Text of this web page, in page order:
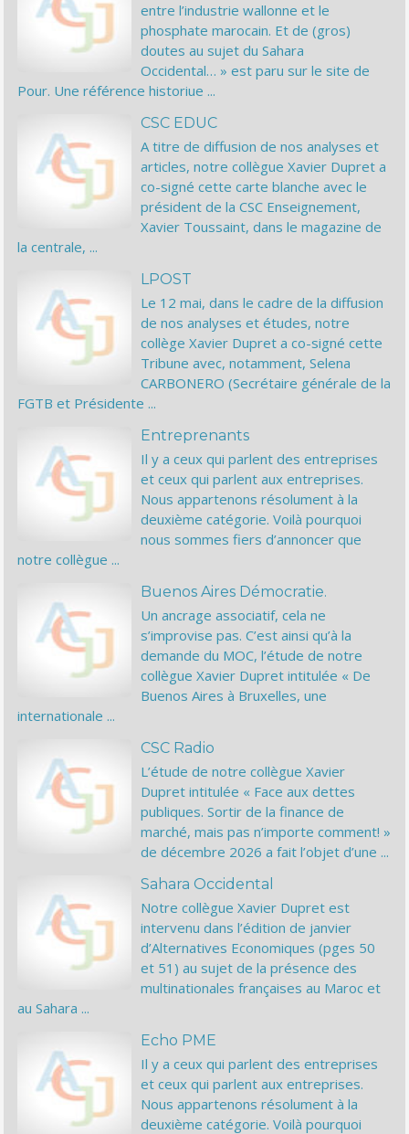
entre l’industrie wallonne et le
phosphate marocain. Et de (gros)
doutes au sujet du Sahara
Occidental… » est paru sur le site de
Pour. Une référence historiue ...
CSC EDUC
A titre de diffusion de nos analyses et
articles, notre collègue Xavier Dupret a
co-signé cette carte blanche avec le
président de la CSC Enseignement,
Xavier Toussaint, dans le magazine de
la centrale, ...
LPOST
Le 12 mai, dans le cadre de la diffusion
de nos analyses et études, notre
collège Xavier Dupret a co-signé cette
Tribune avec, notamment, Selena
CARBONERO (Secrétaire générale de la
FGTB et Présidente ...
Entreprenants
Il y a ceux qui parlent des entreprises
et ceux qui parlent aux entreprises.
Nous appartenons résolument à la
deuxième catégorie. Voilà pourquoi
nous sommes fiers d’annoncer que
notre collègue ...
Buenos Aires Démocratie.
Un ancrage associatif, cela ne
s’improvise pas. C’est ainsi qu’à la
demande du MOC, l’étude de notre
collègue Xavier Dupret intitulée « De
Buenos Aires à Bruxelles, une
internationale ...
CSC Radio
L’étude de notre collègue Xavier
Dupret intitulée « Face aux dettes
publiques. Sortir de la finance de
marché, mais pas n’importe comment! »
de décembre 2026 a fait l’objet d’une ...
Sahara Occidental
Notre collègue Xavier Dupret est
intervenu dans l’édition de janvier
d’Alternatives Economiques (pges 50
et 51) au sujet de la présence des
multinationales françaises au Maroc et
au Sahara ...
Echo PME
Il y a ceux qui parlent des entreprises
et ceux qui parlent aux entreprises.
Nous appartenons résolument à la
deuxième catégorie. Voilà pourquoi